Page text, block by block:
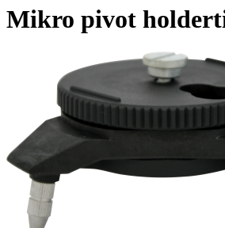
Mikro pivot